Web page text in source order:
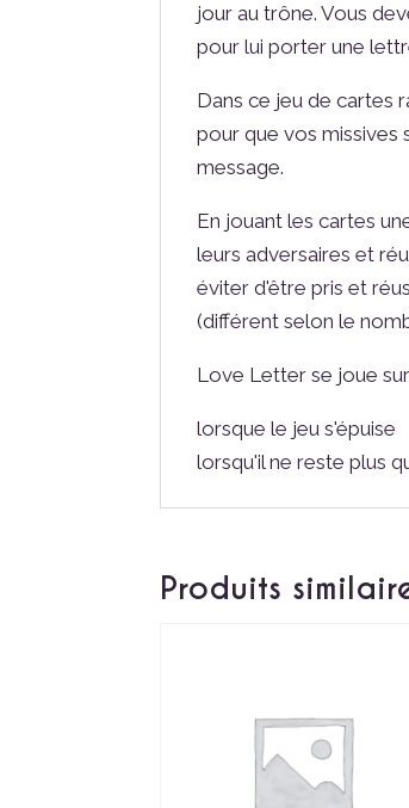
jour au trône. Vous
pour lui porter une
Dans ce jeu de cartes
pour que vos missives
message.
En jouant les cartes
leurs adversaires et
éviter d'être pris et
(différent selon le
Love Letter se joue
lorsque le jeu s'épuise
lorsqu'il ne reste plus
Produits